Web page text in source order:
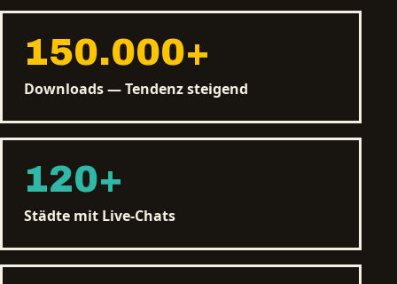
150.000+
Downloads — Tendenz steigend
120+
Städte mit Live-Chats